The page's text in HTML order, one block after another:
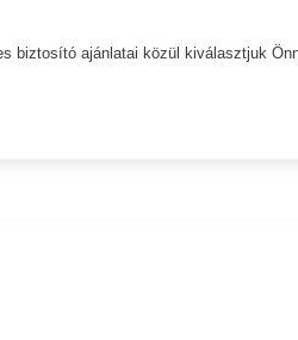
biztosító ajánlatai közül kiválasztjuk